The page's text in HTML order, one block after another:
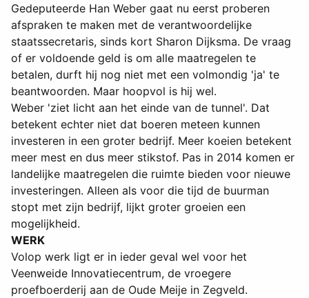
Gedeputeerde Han Weber gaat nu eerst proberen
afspraken te maken met de verantwoordelijke
staatssecretaris, sinds kort Sharon Dijksma. De vraag
of er voldoende geld is om alle maatregelen te
betalen, durft hij nog niet met een volmondig 'ja' te
beantwoorden. Maar hoopvol is hij wel.
Weber 'ziet licht aan het einde van de tunnel'. Dat
betekent echter niet dat boeren meteen kunnen
investeren in een groter bedrijf. Meer koeien betekent
meer mest en dus meer stikstof. Pas in 2014 komen er
landelijke maatregelen die ruimte bieden voor nieuwe
investeringen. Alleen als voor die tijd de buurman
stopt met zijn bedrijf, lijkt groter groeien een
mogelijkheid.
WERK
Volop werk ligt er in ieder geval wel voor het
Veenweide Innovatiecentrum, de vroegere
proefboerderij aan de Oude Meije in Zegveld.